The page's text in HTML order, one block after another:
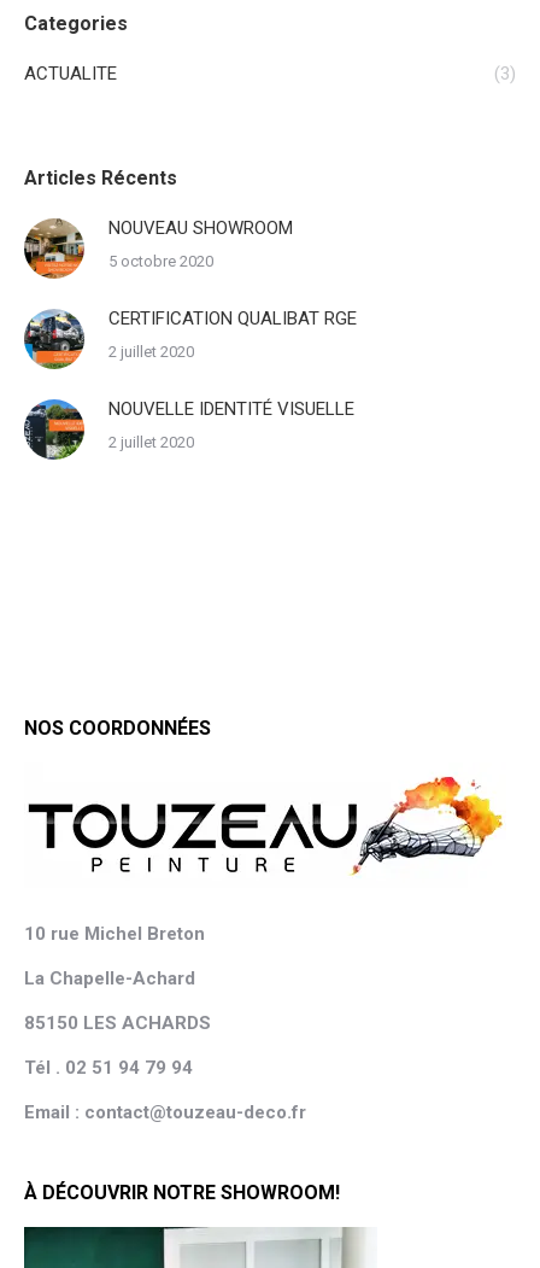
Categories
ACTUALITE (3)
Articles Récents
NOUVEAU SHOWROOM
5 octobre 2020
CERTIFICATION QUALIBAT RGE
2 juillet 2020
NOUVELLE IDENTITÉ VISUELLE
2 juillet 2020
NOS COORDONNÉES
10 rue Michel Breton
La Chapelle-Achard
85150 LES ACHARDS
Tél . 02 51 94 79 94
Email : contact@touzeau-deco.fr
À DÉCOUVRIR NOTRE SHOWROOM!